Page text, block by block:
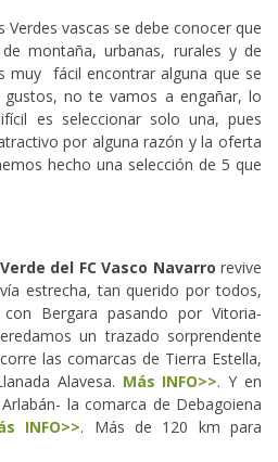
Verdes vascas se debe conocer que
montaña, urbanas, rurales y de
muy fácil encontrar alguna que se
no te vamos a engañar, lo
es seleccionar solo una, pues
por alguna razón y la oferta
hecho una selección de 5 que
del FC Vasco Navarro revive
estrecha, tan querido por todos,
Bergara pasando por Vitoria-
un trazado sorprendente
las comarcas de Tierra Estella,
Alavesa. Más INFO>>. Y en
la comarca de Debagoiena
INFO>>. Más de 120 km para